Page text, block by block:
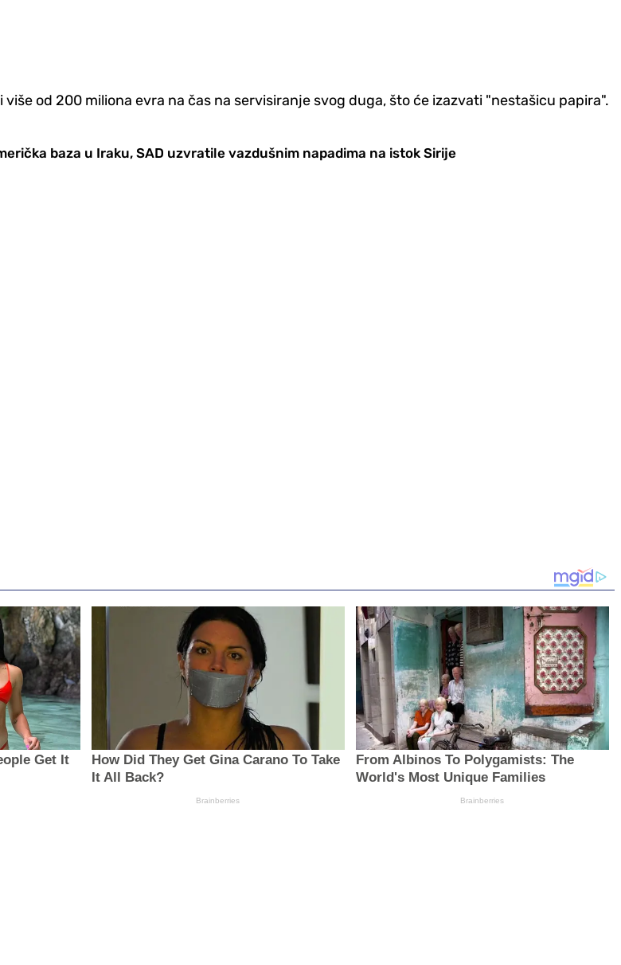
od 200 miliona evra na čas na servisiranje svog duga, što će izazvati "nestašicu papira".
baza u Iraku, SAD uzvratile vazdušnim napadima na istok Sirije